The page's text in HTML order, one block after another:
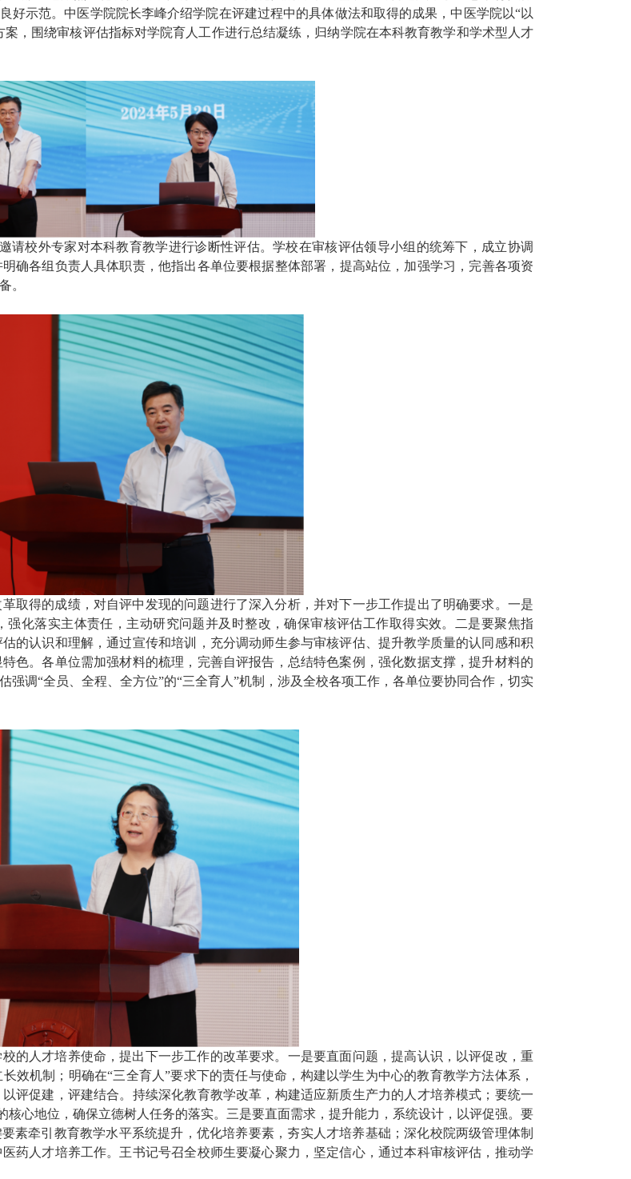
好示范。中医学院院长李峰介绍学院在评建过程中的具体做法和取得的成果 ， 中医学院 以“以
案 ， 围绕审核评估指标对学院育人工作进行总结凝练，归纳学院在本科教育教学和学术型人才
请校外专家对本科教育教学进行诊断性评估。学校在审核评估领导小组的统筹下，成立协调
明确各组负责人具体职责，他指出各单位要根据整体部署，提高站位，加强学习，完善各项资
。
取得的成绩，对自评中发现的问题进行了深入分析，并对下一步工作提出了明确要求。一是
化落实主体责任，主动研究问题并及时整改，确保审核评估工作取得实效。二是要聚焦指
的认识和理解，通过宣传和培训，充分调动师生参与审核评估、提升教学质量的认同感和积
色。各单位需加强材料的梳理，完善自评报告，总结特色案例，强化数据支撑，提升材料的
强调“全员、全程、全方位”的“三全育人 ”机制，涉及全校各项工作，各单位要协同合作，切实
的人才培养使命，提出下一步工作的改革要求。一是要直面问题，提高认识，以评促改，重
效机制；明确在“三全育人”要求下的责任与使命，构建以学生为中心的教育教学方法体系，
评促建，评建结合。持续深化教育教学改革，构建适应新质生产力的人才培养模式；要统一
核心地位，确保立德树人任务的落实。三是要直面需求，提升能力，系统设计，以评促强。要
素牵引教育教学水平系统提升，优化培养要素，夯实人才培养基础；深化校院两级管理体制
药人才培养工作。王书记号召全校师生要凝心聚力，坚定信心，通过本科审核评估，推动学